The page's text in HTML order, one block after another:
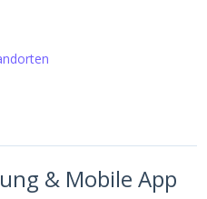
& Mobile App